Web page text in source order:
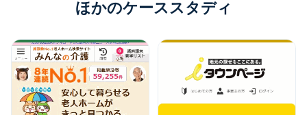
ほかのケーススタディ